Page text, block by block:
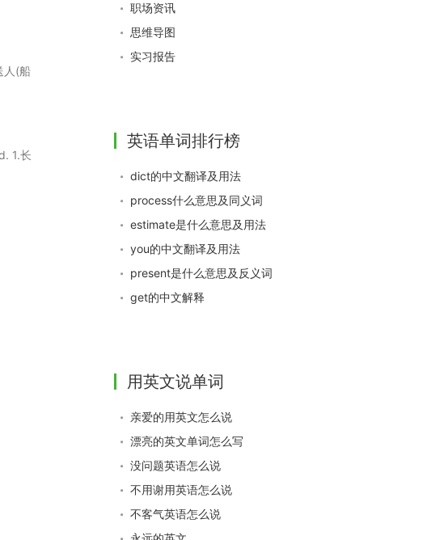
人(船
1.长
职场资讯
思维导图
实习报告
英语单词排行榜
dict的中文翻译及用法
process什么意思及同义词
estimate是什么意思及用法
you的中文翻译及用法
present是什么意思及反义词
get的中文解释
用英文说单词
亲爱的用英文怎么说
漂亮的英文单词怎么写
没问题英语怎么说
不用谢用英语怎么说
不客气英语怎么说